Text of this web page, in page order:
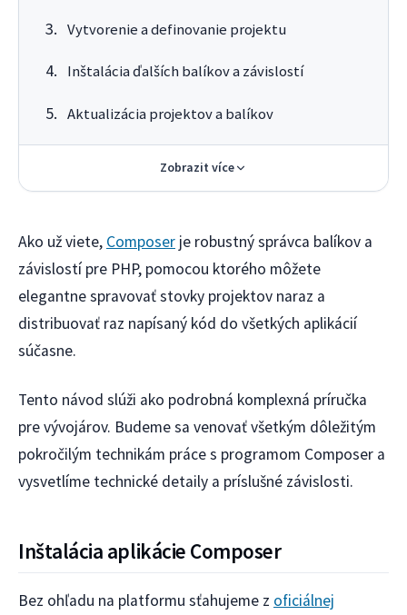
Vytvorenie a definovanie projektu
Inštalácia ďalších balíkov a závislostí
Aktualizácia projektov a balíkov
Zobrazit více
Ako už viete, Composer je robustný správca balíkov a
závislostí pre PHP, pomocou ktorého môžete
elegantne spravovať stovky projektov naraz a
distribuovať raz napísaný kód do všetkých aplikácií
súčasne.
Tento návod slúži ako podrobná komplexná príručka
pre vývojárov. Budeme sa venovať všetkým dôležitým
pokročilým technikám práce s programom Composer a
vysvetlíme technické detaily a príslušné závislosti.
Inštalácia aplikácie Composer
Bez ohľadu na platformu sťahujeme z oficiálnej